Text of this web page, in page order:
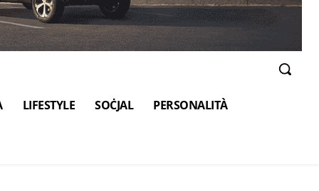
LIFESTYLE SOĊJAL PERSONALITÀ